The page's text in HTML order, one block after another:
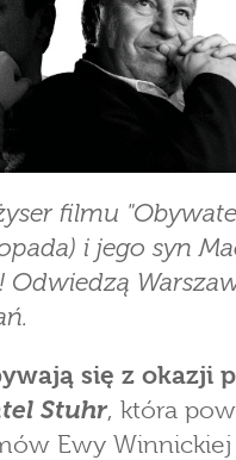
filmu
i jego syn
Odwiedzą
się z okazji
Stuhr, która
Ewy Winnickiej